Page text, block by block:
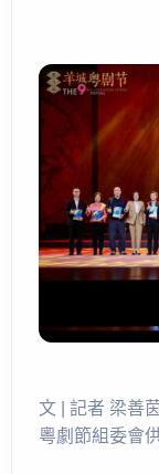
文 | 記者 梁善
粵劇節組委會